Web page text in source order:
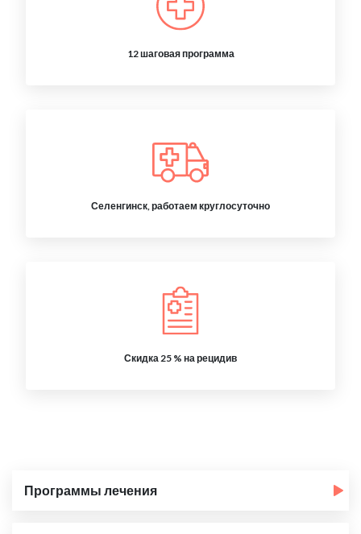
12 шаговая программа
Селенгинск, работаем круглосуточно
Скидка 25 % на рецидив
Программы лечения